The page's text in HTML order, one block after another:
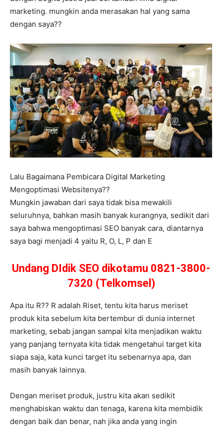
marketing. mungkin anda merasakan hal yang sama
dengan saya??
Lalu Bagaimana Pembicara Digital Marketing
Mengoptimasi Websitenya??
Mungkin jawaban dari saya tidak bisa mewakili
seluruhnya, bahkan masih banyak kurangnya, sedikit dari
saya bahwa mengoptimasi SEO banyak cara, diantarnya
saya bagi menjadi 4 yaitu R, O, L, P dan E
Undang DIdik SEO dikotamu 0821-3800-
7320 (Telkomsel)
Apa itu R?? R adalah Riset, tentu kita harus meriset
produk kita sebelum kita bertembur di dunia internet
marketing, sebab jangan sampai kita menjadikan waktu
yang panjang ternyata kita tidak mengetahui target kita
siapa saja, kata kunci target itu sebenarnya apa, dan
masih banyak lainnya.
Dengan meriset produk, justru kita akan sedikit
menghabiskan waktu dan tenaga, karena kita membidik
dengan baik dan benar, nah jika anda yang ingin